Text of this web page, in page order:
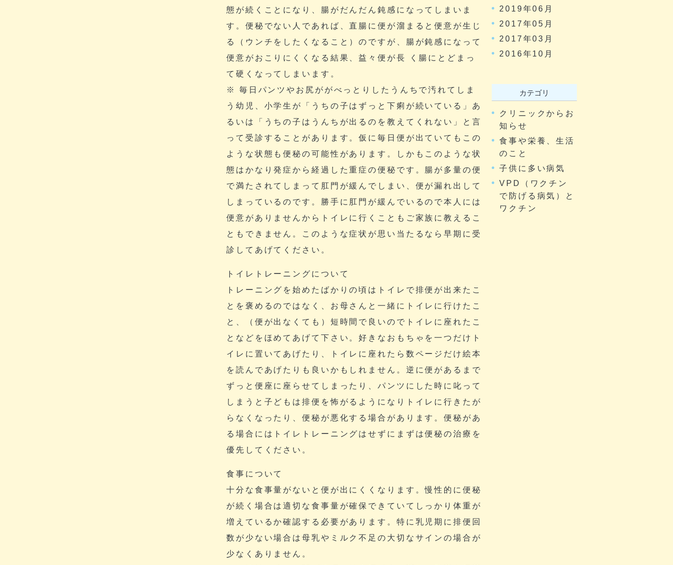
態が続くことになり、腸がだんだん鈍感になってしまいま
す。便秘でない人であれば、直腸に便が溜まると便意が生じ
る（ウンチをしたくなること）のですが、腸が鈍感になって
便意がおこりにくくなる結果、益々便が長 く腸にとどまっ
て硬くなってしまいます。
※ 毎日パンツやお尻ががべっとりしたうんちで汚れてしま
う幼児、小学生が「うちの子はずっと下痢が続いている」あ
るいは「うちの子はうんちが出るのを教えてくれない」と言
って受診することがあります。仮に毎日便が出ていてもこの
ような状態も便秘の可能性があります。しかもこのような状
態はかなり発症から経過した重症の便秘です。腸が多量の便
で満たされてしまって肛門が緩んでしまい、便が漏れ出して
しまっているのです。勝手に肛門が緩んでいるので本人には
便意がありませんからトイレに行くこともご家族に教えるこ
ともできません。このような症状が思い当たるなら早期に受
診してあげてください。
トイレトレーニングについて
トレーニングを始めたばかりの頃はトイレで排便が出来たこ
とを褒めるのではなく、お母さんと一緒にトイレに行けたこ
と、（便が出なくても）短時間で良いのでトイレに座れたこ
となどをほめてあげて下さい。好きなおもちゃを一つだけト
イレに置いてあげたり、トイレに座れたら数ページだけ絵本
を読んであげたりも良いかもしれません。逆に便があるまで
ずっと便座に座らせてしまったり、パンツにした時に叱って
しまうと子どもは排便を怖がるようになりトイレに行きたが
らなくなったり、便秘が悪化する場合があります。便秘があ
る場合にはトイレトレーニングはせずにまずは便秘の治療を
優先してください。
食事について
十分な食事量がないと便が出にくくなります。慢性的に便秘
が続く場合は適切な食事量が確保できていてしっかり体重が
増えているか確認する必要があります。特に乳児期に排便回
数が少ない場合は母乳やミルク不足の大切なサインの場合が
少なくありません。
2019年06月
2017年05月
2017年03月
2016年10月
カテゴリ
クリニックからお
知らせ
食事や栄養、生活
のこと
子供に多い病気
VPD（ワクチン
で防げる病気）と
ワクチン